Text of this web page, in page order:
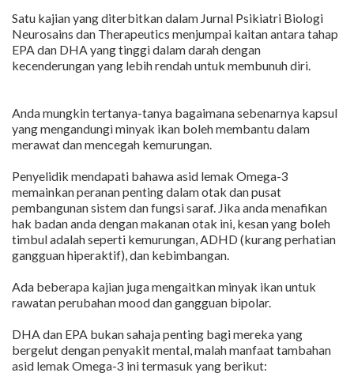
Satu kajian yang diterbitkan dalam Jurnal Psikiatri Biologi
Neurosains dan Therapeutics menjumpai kaitan antara tahap
EPA dan DHA yang tinggi dalam darah dengan
kecenderungan yang lebih rendah untuk membunuh diri.
Anda mungkin tertanya-tanya bagaimana sebenarnya kapsul
yang mengandungi minyak ikan boleh membantu dalam
merawat dan mencegah kemurungan.
Penyelidik mendapati bahawa asid lemak Omega-3
memainkan peranan penting dalam otak dan pusat
pembangunan sistem dan fungsi saraf. Jika anda menafikan
hak badan anda dengan makanan otak ini, kesan yang boleh
timbul adalah seperti kemurungan, ADHD (kurang perhatian
gangguan hiperaktif), dan kebimbangan.
Ada beberapa kajian juga mengaitkan minyak ikan untuk
rawatan perubahan mood dan gangguan bipolar.
DHA dan EPA bukan sahaja penting bagi mereka yang
bergelut dengan penyakit mental, malah manfaat tambahan
asid lemak Omega-3 ini termasuk yang berikut: